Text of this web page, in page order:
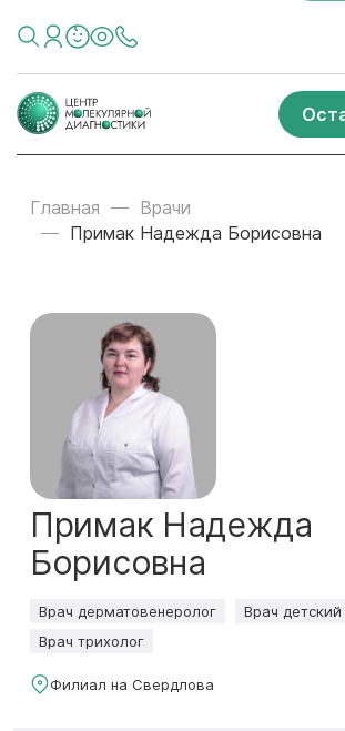
Главная
Врачи
Примак Надежда Борисовна
Примак Надежда
Борисовна
Врач дерматовенеролог
Врач
Врач трихолог
Филиал на Свердлова